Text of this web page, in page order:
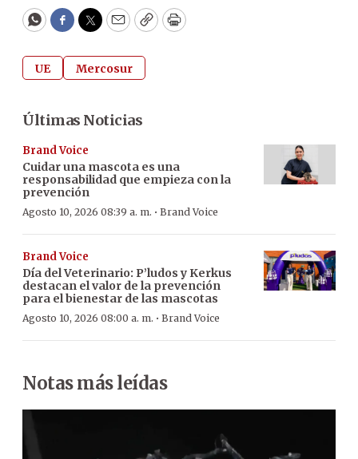
WhatsApp
Facebook
Twitter
EmailCopyPrint
UE Mercosur
Últimas Noticias
Brand Voice
Cuidar una mascota es una
responsabilidad que empieza con la
prevención
Agosto 10, 2026 08:39 a. m. · Brand Voice
Brand Voice
Día del Veterinario: P’ludos y Kerkus
destacan el valor de la prevención
para el bienestar de las mascotas
Agosto 10, 2026 08:00 a. m. · Brand Voice
Notas más leídas